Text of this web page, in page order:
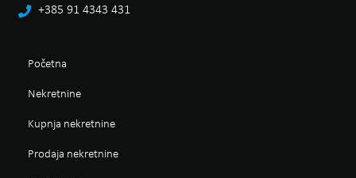
+385 91 4343 431
Početna
Nekretnine
Kupnja nekretnine
Prodaja nekretnine